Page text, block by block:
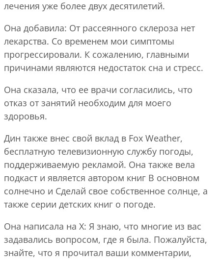
лечения уже более двух десятилетий.
Она добавила: От рассеянного склероза нет
лекарства. Со временем мои симптомы
прогрессировали. К сожалению, главными
причинами являются недостаток сна и стресс.
Она сказала, что ее врачи согласились, что
отказ от занятий необходим для моего
здоровья.
Дин также внес свой вклад в Fox Weather,
бесплатную телевизионную службу погоды,
поддерживаемую рекламой. Она также вела
подкаст и является автором книг В основном
солнечно и Сделай свое собственное солнце, а
также серии детских книг о погоде.
Она написала на X: Я знаю, что многие из вас
задавались вопросом, где я была. Пожалуйста,
знайте, что я прочитал ваши комментарии,